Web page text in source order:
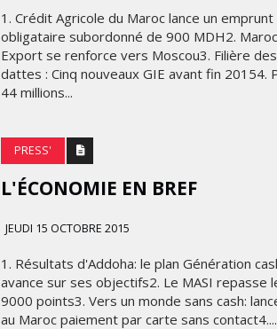
1. Crédit Agricole du Maroc lance un emprunt
obligataire subordonné de 900 MDH2. Maroc
Export se renforce vers Moscou3. Filière des
dattes : Cinq nouveaux GIE avant fin 20154.
44 millions...
PRESS'
L'ÉCONOMIE EN BREF
JEUDI 15 OCTOBRE 2015
1. Résultats d'Addoha: le plan Génération
avance sur ses objectifs2. Le MASI repasse
9000 points3. Vers un monde sans cash:
au Maroc paiement par carte sans contact4....